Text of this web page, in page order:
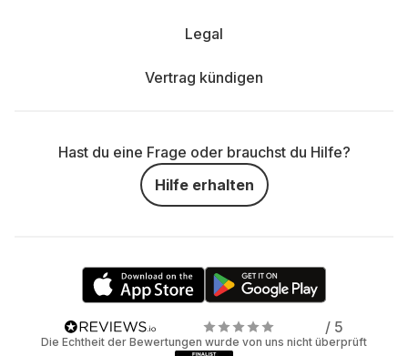
Legal
Vertrag kündigen
Hast du eine Frage oder brauchst du Hilfe?
Hilfe erhalten
/ 5
Die Echtheit der Bewertungen wurde von uns nicht überprüft